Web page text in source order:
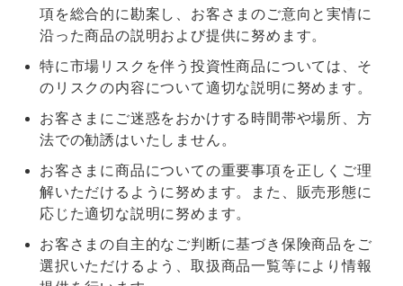
項を総合的に勘案し、お客さまのご意向と実情に
沿った商品の説明および提供に努めます。
特に市場リスクを伴う投資性商品については、そ
のリスクの内容について適切な説明に努めます。
お客さまにご迷惑をおかけする時間帯や場所、方
法での勧誘はいたしません。
お客さまに商品についての重要事項を正しくご理
解いただけるように努めます。また、販売形態に
応じた適切な説明に努めます。
お客さまの自主的なご判断に基づき保険商品をご
選択いただけるよう、取扱商品一覧等により情報